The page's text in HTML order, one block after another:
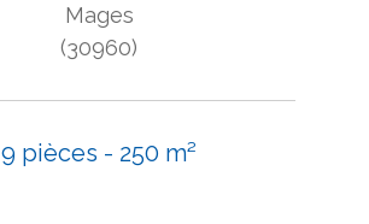
Mages
(30960)
9 pièces - 250 m²
PARKING
COUPS DE COEUR